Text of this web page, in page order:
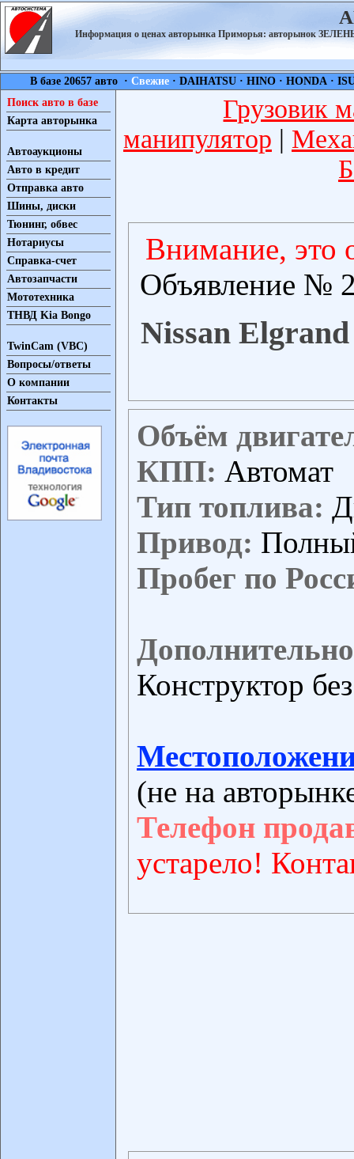
Информация о ценах авторынка Приморья: авторынок
В базе 20657 авто ·Свежие ·DAIHATSU ·HINO ·HONDA ·
Поиск авто в базе
Карта авторынка
Автоаукционы
Авто в кредит
Отправка авто
Шины, диски
Тюнинг, обвес
Нотариусы
Справка-счет
Автозапчасти
Мототехника
ТНВД Kia Bongo
TwinCam (VBC)
Вопросы/ответы
О компании
Контакты
Грузовик
манипулятор |
Внимание, это
Объявление №
Nissan
Объём
КПП: Автомат
Тип топлива:
Привод:
Пробег по
Конструктор
(не на
Телефон
устарело!